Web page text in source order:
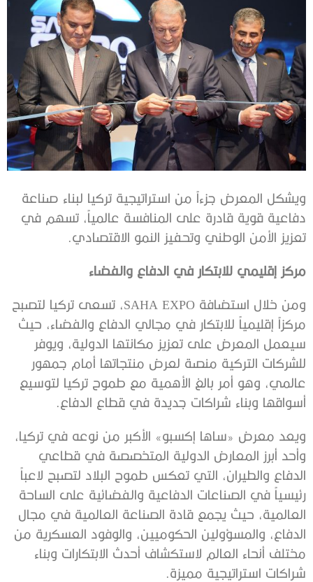
ويشكل المعرض جزءاً من استراتيجية تركيا لبناء صناعة
دفاعية قوية قادرة على المنافسة عالمياً، تسهم في
تعزيز الأمن الوطني وتحفيز النمو الاقتصادي.
مركز إقليمي للابتكار في الدفاع والفضاء
ومن خلال استضافة SAHA EXPO، تسعى تركيا لتصبح
مركزاً إقليمياً للابتكار في مجالي الدفاع والفضاء، حيث
سيعمل المعرض على تعزيز مكانتها الدولية، ويوفر
للشركات التركية منصة لعرض منتجاتها أمام جمهور
عالمي، وهو أمر بالغ الأهمية مع طموح تركيا لتوسيع
أسواقها وبناء شراكات جديدة في قطاع الدفاع.
ويعد معرض «ساها إكسبو» الأكبر من نوعه في تركيا،
وأحد أبرز المعارض الدولية المتخصصة في قطاعي
الدفاع والطيران، التي تعكس طموح البلاد لتصبح لاعباً
رئيسياً في الصناعات الدفاعية والفضائية على الساحة
العالمية، حيث يجمع قادة الصناعة العالمية في مجال
الدفاع، والمسؤولين الحكوميين، والوفود العسكرية من
مختلف أنحاء العالم لاستكشاف أحدث الابتكارات وبناء
شراكات استراتيجية مميزة.